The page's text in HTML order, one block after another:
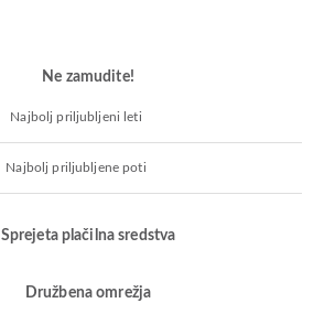
Ne zamudite!
Najbolj priljubljeni leti
Najbolj priljubljene poti
Sprejeta plačilna sredstva
Družbena omrežja